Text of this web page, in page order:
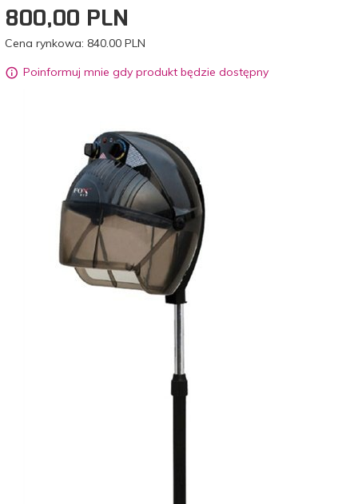
800,00 PLN
Cena rynkowa: 840.00 PLN
Poinformuj mnie gdy produkt będzie dostępny